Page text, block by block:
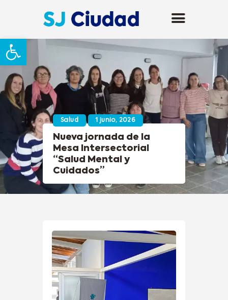
Abrir barra de herramientas
Salud 1 junio, 2026
Nueva jornada de la
Mesa Intersectorial
“Salud Mental y
Cuidados”